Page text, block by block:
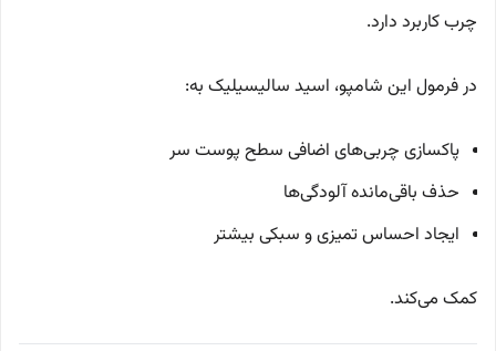
چرب کاربرد دارد.
در فرمول این شامپو، اسید سالیسیلیک به:
پاکسازی چربی‌های اضافی سطح پوست سر
حذف باقی‌مانده آلودگی‌ها
ایجاد احساس تمیزی و سبکی بیشتر
کمک می‌کند.